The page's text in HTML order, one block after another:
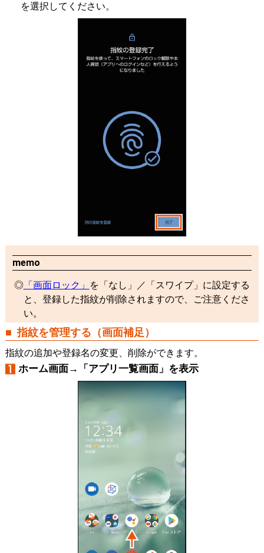
を選択してください。
memo
「画面ロック」 を「なし」／「スワイプ」に設定する
と、登録した指紋が削除されますので、ご注意くださ
い。
指紋を管理する（画面補足）
指紋の追加や登録名の変更、削除ができます。
ホーム画面→「アプリ一覧画面」を表示